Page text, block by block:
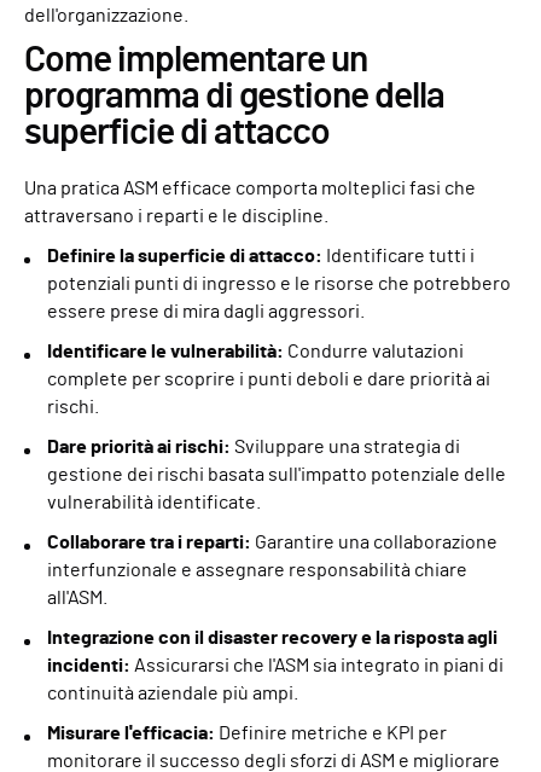
dell'organizzazione.
Come implementare un
programma di gestione della
superficie di attacco
Una pratica ASM efficace comporta molteplici fasi che
attraversano i reparti e le discipline.
Definire la superficie di attacco:
Identificare tutti i
potenziali punti di ingresso e le risorse che potrebbero
essere prese di mira dagli aggressori.
Identificare le vulnerabilità: Condurre valutazioni
complete per scoprire i punti deboli e dare priorità ai
rischi.
Dare priorità ai rischi: Sviluppare una strategia di
gestione dei rischi basata sull'impatto potenziale delle
vulnerabilità identificate.
Collaborare tra i reparti: Garantire una collaborazione
interfunzionale e assegnare responsabilità chiare
all'ASM.
Integrazione con il disaster recovery e la risposta agli
incidenti: Assicurarsi che l'ASM sia integrato in piani di
continuità aziendale più ampi.
Misurare l'efficacia: Definire metriche e KPI per
monitorare il successo degli sforzi di ASM e migliorare